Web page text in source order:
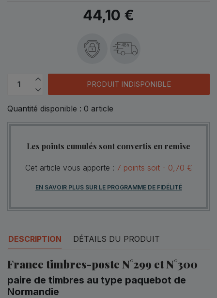
44,10 €
48h
PRODUIT INDISPONIBLE
Quantité disponible : 0 article
Les points cumulés sont convertis en remise
Cet article vous apporte : 7 points soit - 0,70 €
EN SAVOIR PLUS SUR LE PROGRAMME DE FIDÉLITÉ
DESCRIPTION DÉTAILS DU PRODUIT
France timbres-poste N°299 et N°300
paire de timbres au type paquebot de
Normandie